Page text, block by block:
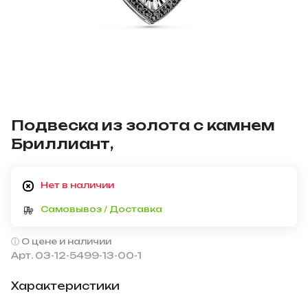
Подвеска из золота с камнем
Бриллиант,
Арт. 03-12-5499-13-00-1
Характеристики
Нет в наличии
Самовывоз / Доставка
О цене и наличии